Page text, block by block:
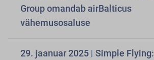
Group omandab airBalticus
vähemusosaluse
29. jaanuar 2025 | Simple Flying: